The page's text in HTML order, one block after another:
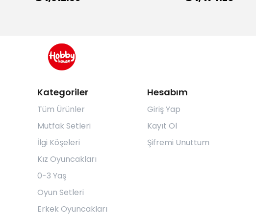
Kategoriler
Tüm Ürünler
Mutfak Setleri
İlgi Köşeleri
Kız Oyuncakları
0-3 Yaş
Oyun Setleri
Erkek Oyuncakları
Hesabım
Giriş Yap
Kayıt Ol
Şifremi Unuttum